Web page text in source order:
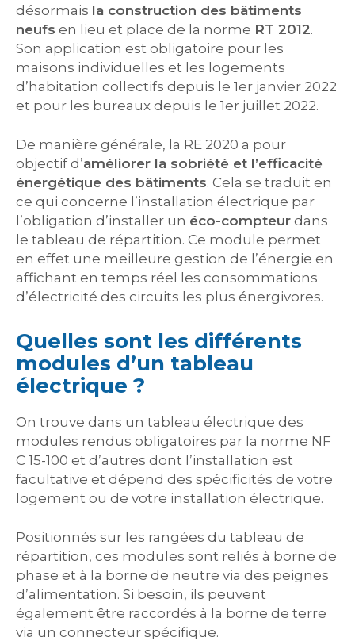
désormais la construction des bâtiments
neufs en lieu et place de la norme RT 2012.
Son application est obligatoire pour les
maisons individuelles et les logements
d’habitation collectifs depuis le 1er janvier 2022
et pour les bureaux depuis le 1er juillet 2022.
De manière générale, la RE 2020 a pour
objectif d’améliorer la sobriété et l’efficacité
énergétique des bâtiments. Cela se traduit en
ce qui concerne l’installation électrique par
l’obligation d’installer un éco-compteur dans
le tableau de répartition. Ce module permet
en effet une meilleure gestion de l’énergie en
affichant en temps réel les consommations
d’électricité des circuits les plus énergivores.
Quelles sont les différents
modules d’un tableau
électrique ?
On trouve dans un tableau électrique des
modules rendus obligatoires par la norme NF
C 15-100 et d’autres dont l’installation est
facultative et dépend des spécificités de votre
logement ou de votre installation électrique.
Positionnés sur les rangées du tableau de
répartition, ces modules sont reliés à borne de
phase et à la borne de neutre via des peignes
d’alimentation. Si besoin, ils peuvent
également être raccordés à la borne de terre
via un connecteur spécifique.